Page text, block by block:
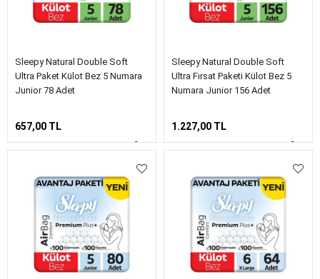
Sleepy Natural Double Soft
Ultra Paket Külot Bez 5 Numara
Junior 78 Adet
657,00 TL
Sleepy Natural Double Soft
Ultra Fırsat Paketi Külot Bez 5
Numara Junior 156 Adet
1.227,00 TL